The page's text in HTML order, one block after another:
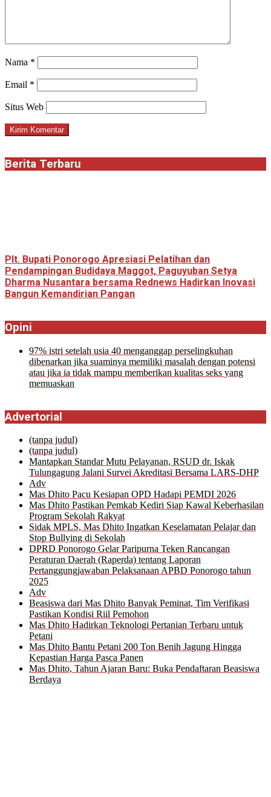
Nama *
Email *
Situs Web
Berita Terbaru
Plt. Bupati Ponorogo Apresiasi Pelatihan dan
Pendampingan Budidaya Maggot, Paguyuban Setya
Dharma Nusantara bersama Rednews Hadirkan Inovasi
Bangun Kemandirian Pangan
Opini
97% istri setelah usia 40 menganggap perselingkuhan
dibenarkan jika suaminya memiliki masalah dengan potensi
atau jika ia tidak mampu memberikan kualitas seks yang
memuaskan
Advertorial
(tanpa judul)Pos
26577
(tanpa judul)Pos
26571
Mantapkan Standar Mutu Pelayanan, RSUD dr. Iskak
Tulungagung Jalani Survei Akreditasi Bersama LARS-DHP
Adv
Mas Dhito Pacu Kesiapan OPD Hadapi PEMDI 2026
Mas Dhito Pastikan Pemkab Kediri Siap Kawal Keberhasilan
Program Sekolah Rakyat
Sidak MPLS, Mas Dhito Ingatkan Keselamatan Pelajar dan
Stop Bullying di Sekolah
DPRD Ponorogo Gelar Paripurna Teken Rancangan
Peraturan Daerah (Raperda) tentang Laporan
Pertanggungjawaban Pelaksanaan APBD Ponorogo tahun
2025
Adv
Beasiswa dari Mas Dhito Banyak Peminat, Tim Verifikasi
Pastikan Kondisi Riil Pemohon
Mas Dhito Hadirkan Teknologi Pertanian Terbaru untuk
Petani
Mas Dhito Bantu Petani 200 Ton Benih Jagung Hingga
Kepastian Harga Pasca Panen
Mas Dhito, Tahun Ajaran Baru: Buka Pendaftaran Beasiswa
Berdaya